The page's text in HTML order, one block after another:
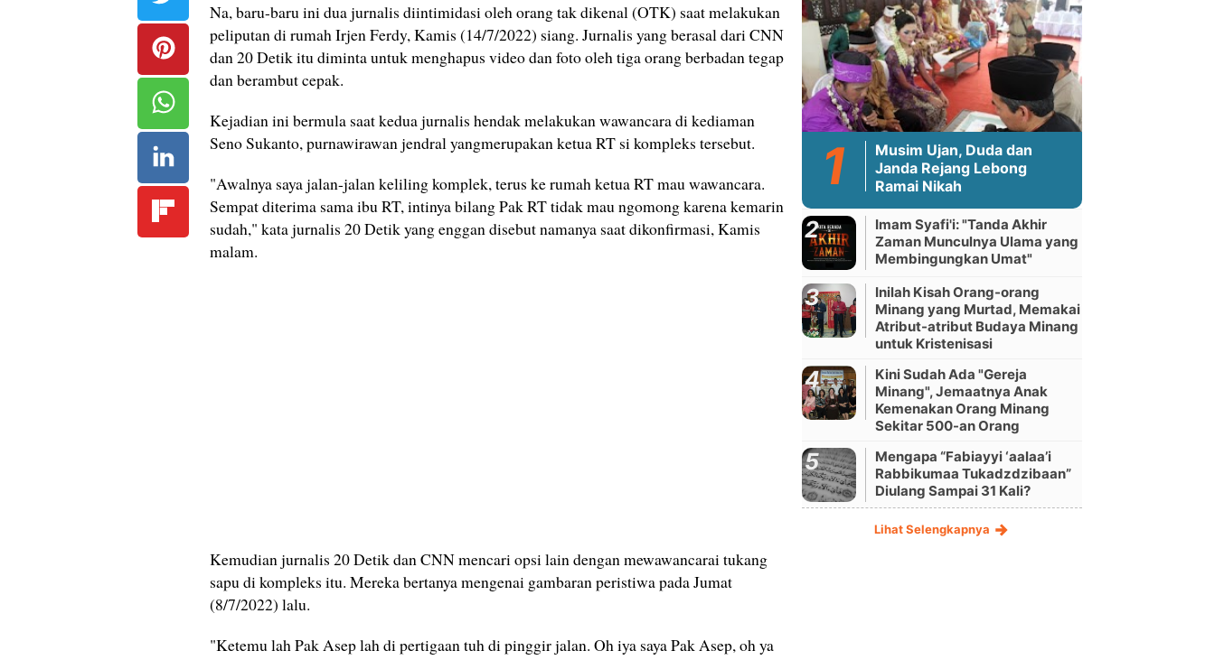
Na, baru-baru ini dua jurnalis diintimidasi oleh orang tak dikenal (OTK) saat melakukan
peliputan di rumah Irjen Ferdy, Kamis (14/7/2022) siang. Jurnalis yang berasal dari CNN
dan 20 Detik itu diminta untuk menghapus video dan foto oleh tiga orang berbadan tegap
dan berambut cepak.
Kejadian ini bermula saat kedua jurnalis hendak melakukan wawancara di kediaman
Seno Sukanto, purnawirawan jendral yangmerupakan ketua RT si kompleks tersebut.
"Awalnya saya jalan-jalan keliling komplek, terus ke rumah ketua RT mau wawancara.
Sempat diterima sama ibu RT, intinya bilang Pak RT tidak mau ngomong karena kemarin
sudah," kata jurnalis 20 Detik yang enggan disebut namanya saat dikonfirmasi, Kamis
malam.
Kemudian jurnalis 20 Detik dan CNN mencari opsi lain dengan mewawancarai tukang
sapu di kompleks itu. Mereka bertanya mengenai gambaran peristiwa pada Jumat
(8/7/2022) lalu.
"Ketemu lah Pak Asep lah di pertigaan tuh di pinggir jalan. Oh iya saya Pak Asep, oh ya
Musim Ujan, Duda dan
Janda Rejang Lebong
Ramai Nikah
Imam Syafi'i: "Tanda Akhir
Zaman Munculnya Ulama yang
Membingungkan Umat"
Inilah Kisah Orang-orang
Minang yang Murtad, Memakai
Atribut-atribut Budaya Minang
untuk Kristenisasi
Kini Sudah Ada "Gereja
Minang", Jemaatnya Anak
Kemenakan Orang Minang
Sekitar 500-an Orang
Mengapa “Fabiayyi ‘aalaa’i
Rabbikumaa Tukadzdzibaan”
Diulang Sampai 31 Kali?
Lihat Selengkapnya